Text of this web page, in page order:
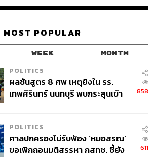
MOST POPULAR
WEEK MONTH
POLITICS
ผลชันสูตร 8 ศพ เหตุยิงใน รร.
เทพศิรินทร์ นนทบุรี พบกระสุนเข้า
858
POLITICS
ศาลปกครองไม่รับฟ้อง ‘หมอสรณ’
ขอเพิกถอนมติสรรหา กสทช. ชี้ยัง
611